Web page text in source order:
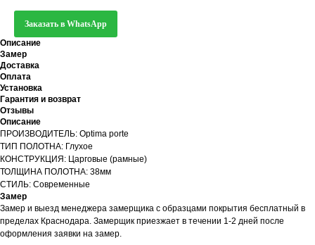
Заказать в WhatsApp
Описание
Замер
Доставка
Оплата
Установка
Гарантия и возврат
Отзывы
Описание
ПРОИЗВОДИТЕЛЬ: Optima porte
ТИП ПОЛОТНА: Глухое
КОНСТРУКЦИЯ: Царговые (рамные)
ТОЛЩИНА ПОЛОТНА: 38мм
СТИЛЬ: Современные
Замер
Замер и выезд менеджера замерщика с образцами покрытия бесплатный в
пределах Краснодара. Замерщик приезжает в течении 1-2 дней после
оформления заявки на замер.